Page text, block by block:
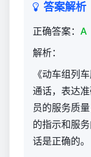
答案解析
正确答案： A
解析：
《动车组列
通话，表达
员的服务质
的指示和服
话是正确的。